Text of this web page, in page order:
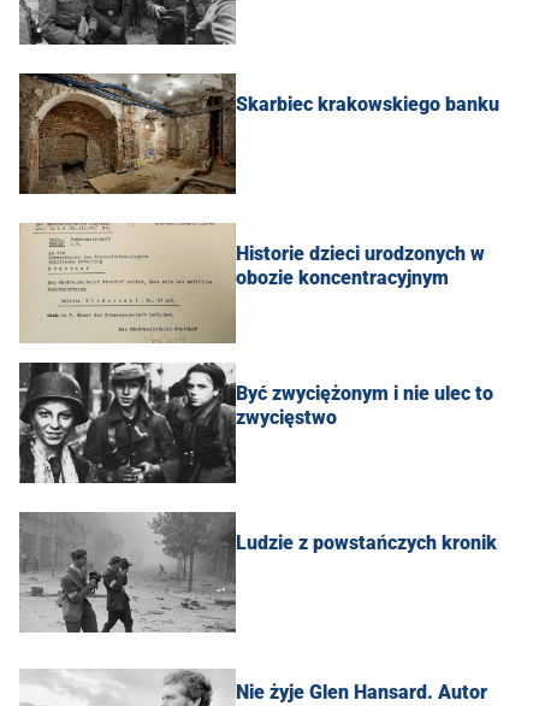
Skarbiec krakowskiego banku
Historie dzieci urodzonych w
obozie koncentracyjnym
Być zwyciężonym i nie ulec to
zwycięstwo
Ludzie z powstańczych kronik
Nie żyje Glen Hansard. Autor